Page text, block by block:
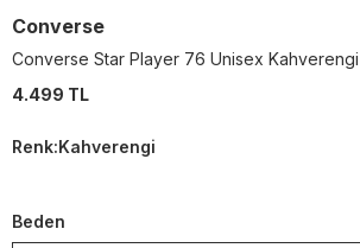
Converse
Converse Star Player 76 Unisex
4.499 TL
Renk:Kahverengi
Beden